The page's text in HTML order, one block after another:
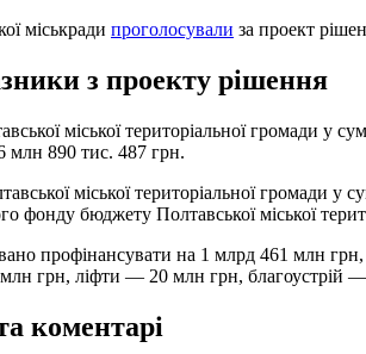
міськради проголосували за проект
з проекту рішення
міської територіальної громади у
млн 890 тис. 487 грн.
міської територіальної громади
фонду бюджету Полтавської міської
профінансувати на 1 млрд 461
грн, ліфти — 20 млн грн, благоустрій
коментарі